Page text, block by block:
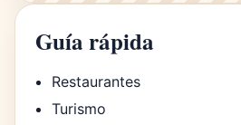
Guía rápida
Restaurantes
Turismo